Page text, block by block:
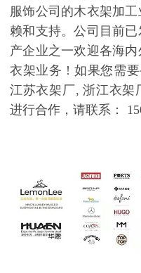
服饰公司的木衣架加
赖和支持。公司目前
产企业之一欢迎各海
衣架业务 !如果您需
江苏衣架厂, 浙江衣架
进行合作，请联系：